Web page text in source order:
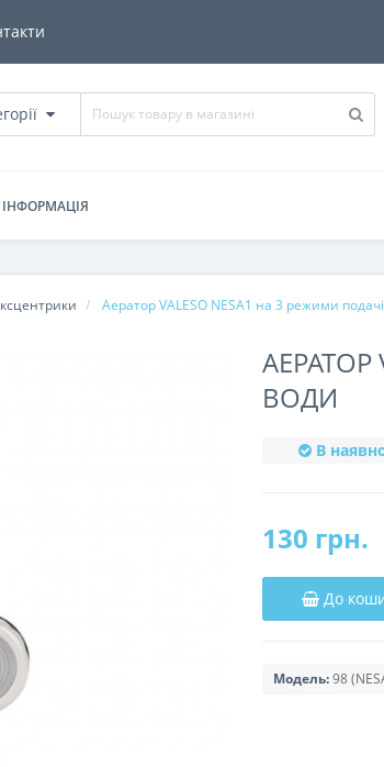
ІНФОРМАЦІЯ
Аератор VALESO NESA1 на 3 режими
АЕРАТОР
ВОДИ
В
130 грн.
До
Модель:98